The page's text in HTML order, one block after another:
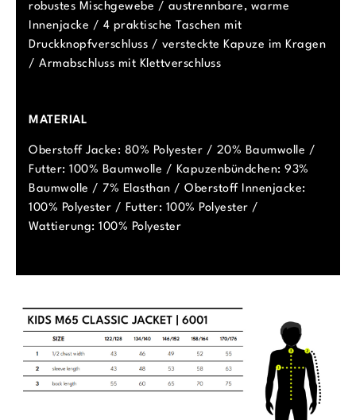
robustes Mischgewebe / austrennbare, warme
Innenjacke / 4 praktische Taschen mit
Druckknopfverschluss / versteckte Kapuze im Kragen
/ Armabschluss mit Klettverschluss
MATERIAL
Oberstoff Jacke: 80% Polyester / 20% Baumwolle /
Futter: 100% Baumwolle / Kapuzenbündchen: 93%
Baumwolle / 7% Elasthan / Oberstoff Innenjacke:
100% Polyester / Futter: 100% Polyester /
Wattierung: 100% Polyester